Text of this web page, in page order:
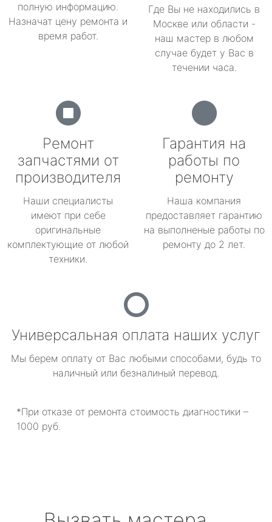
полную информацию.
Назначат цену ремонта и
время работ.
Где Вы не находились в
Москве или области -
наш мастер в любом
случае будет у Вас в
течении часа.
Ремонт
запчастями от
производителя
Наши специалисты
имеют при себе
оригинальные
комплектующие от любой
техники.
Гарантия на
работы по
ремонту
Наша компания
предоставляет гарантию
на выполненые работы по
ремонту до 2 лет.
Универсальная оплата наших услуг
Мы берем оплату от Вас любыми способами, будь то
наличный или безналиный перевод.
*При отказе от ремонта стоимость диагностики –
1000 руб.